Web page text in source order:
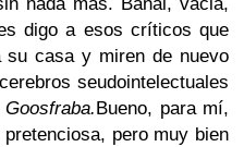
digo a esos críticos que
casa y miren de nuevo
seudointelectuales
Goosfraba.Bueno, para mí,
pero muy bien